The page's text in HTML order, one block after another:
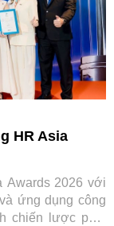
HR Asia
Awards 2026 với
ứng dụng công
chiến lược phát